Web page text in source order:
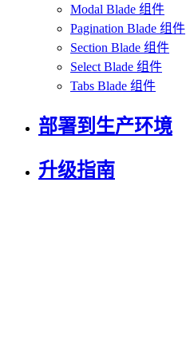
Modal Blade 组件
Pagination Blade 组件
Section Blade 组件
Select Blade 组件
Tabs Blade 组件
部署到生产环境
升级指南